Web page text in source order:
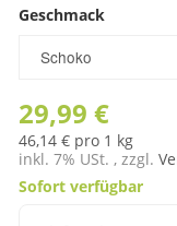
Geschmack
Schoko
29,99 €
46,14 € pro 1 kg
inkl. 7% USt. , zzgl.
Sofort verfügbar